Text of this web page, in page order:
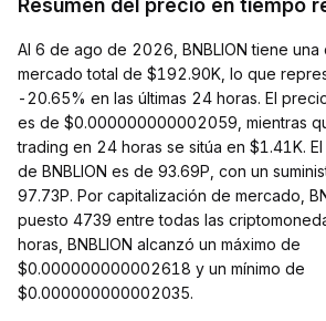
Resumen del precio en tiempo
Al 6 de ago de 2026, BNBLION tiene una
mercado total de $192.90K, lo que
-20.65% en las últimas 24 horas. El
es de $0.000000000002059, mientras
trading en 24 horas se sitúa en $1.41K.
de BNBLION es de 93.69P, con un
97.73P. Por capitalización de mercado,
puesto 4739 entre todas las
horas, BNBLION alcanzó un máximo de
$0.000000000002618 y un mínimo de
$0.000000000002035.